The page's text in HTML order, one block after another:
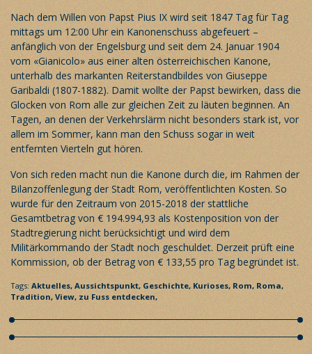
Nach dem Willen von Papst Pius IX wird seit 1847 Tag für Tag
mittags um 12:00 Uhr ein Kanonenschuss abgefeuert –
anfänglich von der Engelsburg und seit dem 24. Januar 1904
vom «Gianicolo» aus einer alten österreichischen Kanone,
unterhalb des markanten Reiterstandbildes von Giuseppe
Garibaldi (1807-1882). Damit wollte der Papst bewirken, dass die
Glocken von Rom alle zur gleichen Zeit zu läuten beginnen. An
Tagen, an denen der Verkehrslärm nicht besonders stark ist, vor
allem im Sommer, kann man den Schuss sogar in weit
entfernten Vierteln gut hören.
Von sich reden macht nun die Kanone durch die, im Rahmen der
Bilanzoffenlegung der Stadt Rom, veröffentlichten Kosten. So
wurde für den Zeitraum von 2015-2018 der stattliche
Gesamtbetrag von € 194.994,93 als Kostenposition von der
Stadtregierung nicht berücksichtigt und wird dem
Militärkommando der Stadt noch geschuldet. Derzeit prüft eine
Kommission, ob der Betrag von € 133,55 pro Tag begründet ist.
Tags: Aktuelles, Aussichtspunkt, Geschichte, Kurioses, Rom, Roma,
Tradition, View, zu Fuss entdecken,